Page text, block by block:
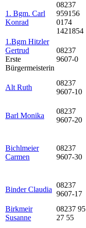
1. Bgm. Carl
Konrad
08237
959156
0174
1421854
1.Bgm Hitzler
Gertrud
Erste
Bürgermeisterin
08237
9607-0
Alt Ruth
08237
9607-10
Barl Monika
08237
9607-20
Bichlmeier
Carmen
08237
9607-30
Binder Claudia
08237
9607-17
Birkmeir
Susanne
08237 95
27 55